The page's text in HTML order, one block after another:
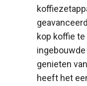
kop koffie
genieten
heeft het